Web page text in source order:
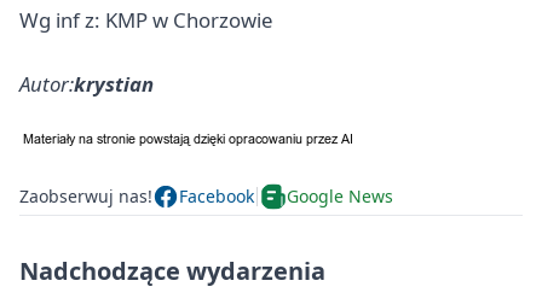
Wg inf z: KMP w Chorzowie
Autor:krystian
Zaobserwuj nas! Facebook Google News
Nadchodzące wydarzenia